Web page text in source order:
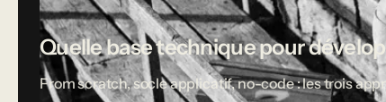
Quelle base technique pour
From scratch, socle applicatif, no-code : les trois